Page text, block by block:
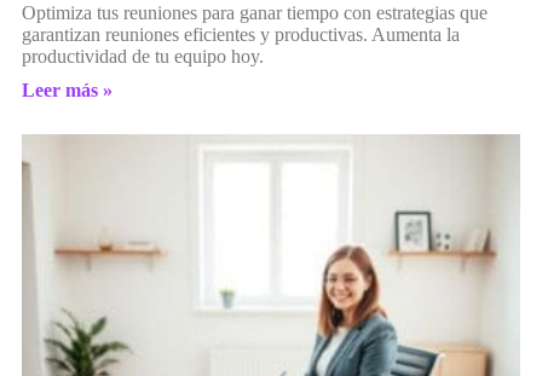
Optimiza tus reuniones para ganar tiempo con estrategias que
garantizan reuniones eficientes y productivas. Aumenta la
productividad de tu equipo hoy.
Leer más »